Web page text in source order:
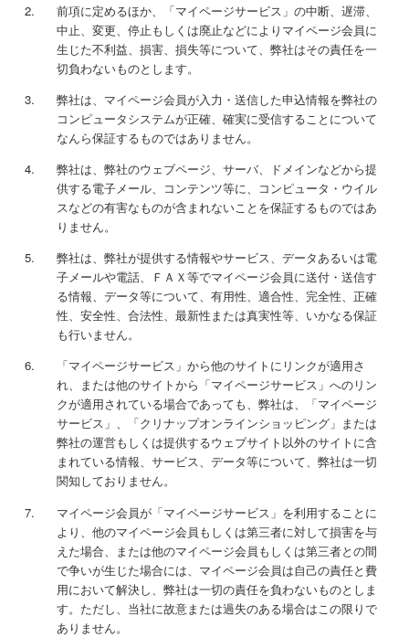
前項に定めるほか、「マイページサービス」の中断、遅滞、
中止、変更、停止もしくは廃止などによりマイページ会員に
生じた不利益、損害、損失等について、弊社はその責任を一
切負わないものとします。
弊社は、マイページ会員が入力・送信した申込情報を弊社の
コンピュータシステムが正確、確実に受信することについて
なんら保証するものではありません。
弊社は、弊社のウェブページ、サーバ、ドメインなどから提
供する電子メール、コンテンツ等に、コンピュータ・ウイル
スなどの有害なものが含まれないことを保証するものではあ
りません。
弊社は、弊社が提供する情報やサービス、データあるいは電
子メールや電話、ＦＡＸ等でマイページ会員に送付・送信す
る情報、データ等について、有用性、適合性、完全性、正確
性、安全性、合法性、最新性または真実性等、いかなる保証
も行いません。
「マイページサービス」から他のサイトにリンクが適用さ
れ、または他のサイトから「マイページサービス」へのリン
クが適用されている場合であっても、弊社は、「マイページ
サービス」、「クリナップオンラインショッピング」または
弊社の運営もしくは提供するウェブサイト以外のサイトに含
まれている情報、サービス、データ等について、弊社は一切
関知しておりません。
マイページ会員が「マイページサービス」を利用することに
より、他のマイページ会員もしくは第三者に対して損害を与
えた場合、または他のマイページ会員もしくは第三者との間
で争いが生じた場合には、マイページ会員は自己の責任と費
用において解決し、弊社は一切の責任を負わないものとしま
す。ただし、当社に故意または過失のある場合はこの限りで
ありません。